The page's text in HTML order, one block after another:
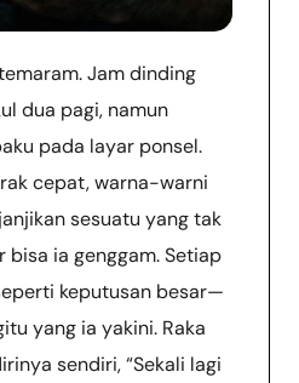
Jam dinding
dua pagi, namun
pada layar ponsel.
cepat, warna-warni
sesuatu yang tak
ia genggam. Setiap
keputusan besar—
yang ia yakini. Raka
sendiri, “Sekali lagi